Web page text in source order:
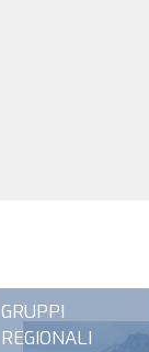
GRUPPI
REGIONALI